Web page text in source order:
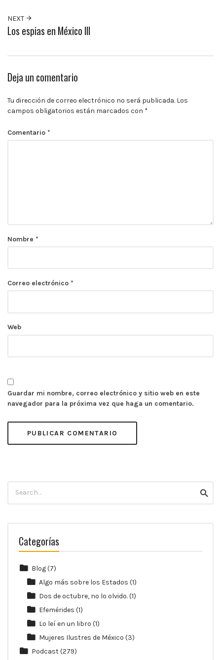
NEXT
Los espias en México III
Deja un comentario
Tu dirección de correo electrónico no será publicada. Los
campos obligatorios están marcados con *
Comentario *
Nombre *
Correo electrónico *
Web
Guardar mi nombre, correo electrónico y sitio web en este
navegador para la próxima vez que haga un comentario.
for:
Categorías
Blog(7)
Algo más sobre los Estados (1)
Dos de octubre, no lo olvido.(1)
Efemérides (1)
Lo leí en un libro (1)
Mujeres Ilustres de México (3)
Podcast(279)